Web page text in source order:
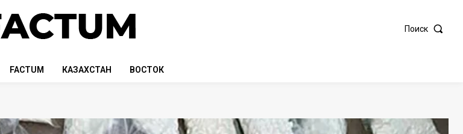
Поиск
FACTUM КАЗАХСТАН ВОСТОК